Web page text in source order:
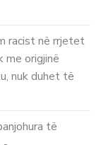
racist në rrjetet
me origjinë
nuk duhet të
të